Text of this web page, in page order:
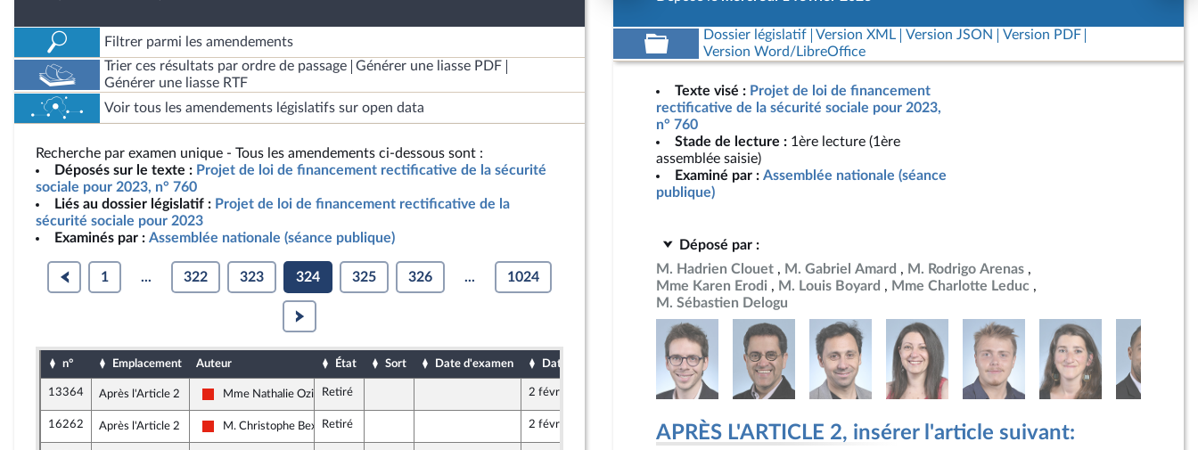
Filtrer parmi les amendements
Trier ces résultats par ordre de passage
Générer une liasse PDF
Générer une liasse RTF
Voir tous les amendements législatifs sur open data
Recherche par examen unique - Tous les amendements ci-dessous sont :
Déposés sur le texte : Projet de loi de financement rectificative de la sécurité
sociale pour 2023, n° 760
Liés au dossier législatif : Projet de loi de financement rectificative de la
sécurité sociale pour 2023
Examinés par : Assemblée nationale (séance publique)
1 ... 322 323 324 325 326 ... 1024
n° Emplacement Auteur État Sort Date d'examen Date de dépôt
13364 Après l'Article 2
La France insoumise - Nouvelle Union Populaire écologique et sociale
Mme Nathalie Oziol Retiré 2 février 2023
16262 Après l'Article 2
La France insoumise - Nouvelle Union Populaire écologique et sociale
M. Christophe Bex Retiré 2 février 2023
Dossier législatif Version XML Version JSON
Version PDF
Version Word/LibreOffice
Texte visé : Projet de loi de financement
rectificative de la sécurité sociale pour 2023,
n° 760
Stade de lecture : 1ère lecture (1ère
assemblée saisie)
Examiné par : Assemblée nationale (séance
publique)
Déposé par :
M. Hadrien Clouet
M. Gabriel Amard
M. Rodrigo Arenas
Mme Karen Erodi
M. Louis Boyard
Mme Charlotte Leduc
M. Sébastien Delogu
APRÈS L'ARTICLE 2, insérer l'article suivant: